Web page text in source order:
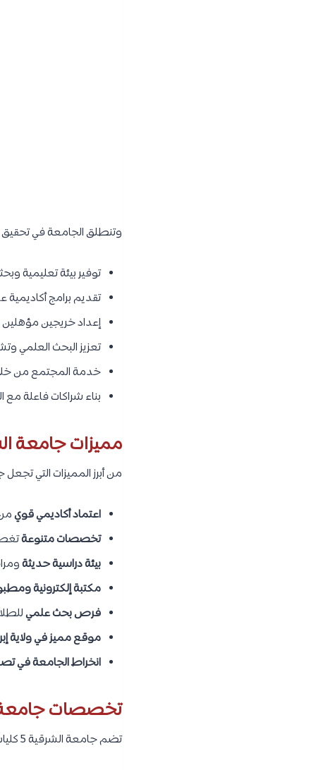
وتنطلق الجامعة في تحقيق
توفير بيئة تعليمية
تقديم برامج أكاديمية
إعداد خريجين مؤهلين
تعزيز البحث العلمي
خدمة المجتمع من
بناء شراكات فاعلة مع
مميزات جامعة
من أبرز المميزات التي
اعتماد أكاديمي قوي
تخصصات متنوعة
بيئة دراسية حديثة
مكتبة إلكترونية
فرص بحث علمي
موقع مميز في ولاية
انخراط الجامعة في
تخصصات
تضم جامعة الشرقية 5 كليات، وتطرح كل واحدة من هذه الكليات عددًا من التخصصات المختلفة، كما يلي: